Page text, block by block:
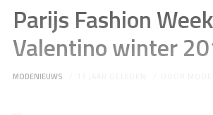
Parijs Fashion Week
Valentino winter
MODENIEUWS